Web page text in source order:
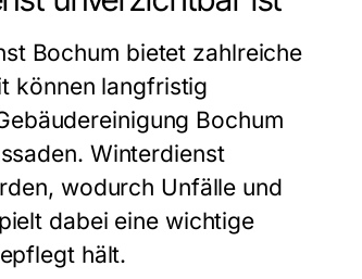
Bochum bietet zahlreiche
können langfristig
Bochum
Winterdienst
wodurch Unfälle und
dabei eine wichtige
hält.